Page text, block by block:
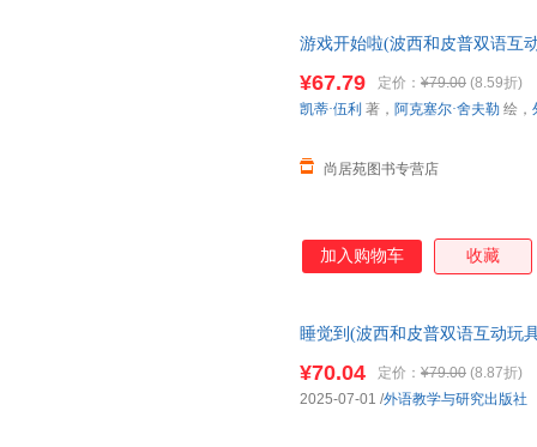
游戏开始啦(波西和皮普双语互
¥67.79 定价： ¥79.00 (8.59折)
尚居苑图书专营店
凯蒂·伍利 著， 阿克塞尔·舍夫勒 绘，
加入购物车 收藏
睡觉到(波西和皮普双语互动玩
¥70.04 定价： ¥79.00 (8.87折)
2025-07-01 /外语教学与研究出版社